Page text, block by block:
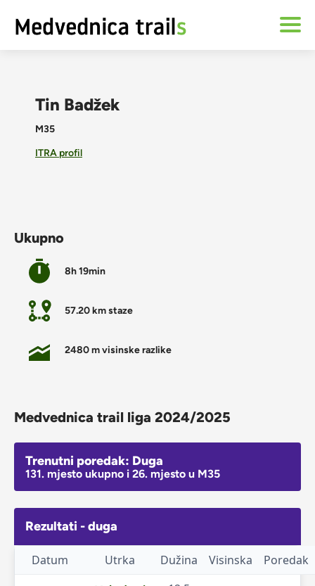
Tin Badžek
M35
ITRA profil
Ukupno
8h 19min
57.20 km staze
2480 m visinske razlike
Medvednica trail liga 2024/2025
Trenutni poredak: Duga
131. mjesto ukupno i 26. mjesto u M35
Rezultati - duga
Datum Utrka Dužina Visinska Poredak